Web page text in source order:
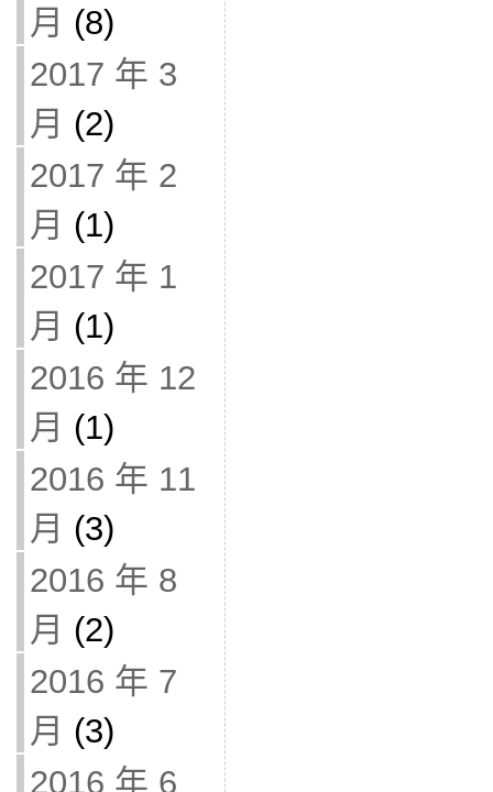
月 (8)
2017 年 3
月 (2)
2017 年 2
月 (1)
2017 年 1
月 (1)
2016 年 12
月 (1)
2016 年 11
月 (3)
2016 年 8
月 (2)
2016 年 7
月 (3)
2016 年 6